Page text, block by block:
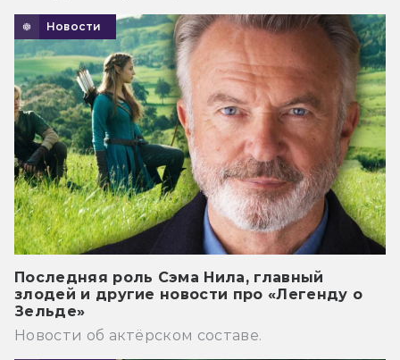
Новости
Последняя роль Сэма Нила, главный
злодей и другие новости про «Легенду о
Зельде»
Новости об актёрском составе.